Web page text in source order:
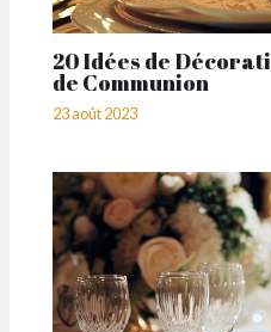
20 Idées de
de Communion
23 août 2023